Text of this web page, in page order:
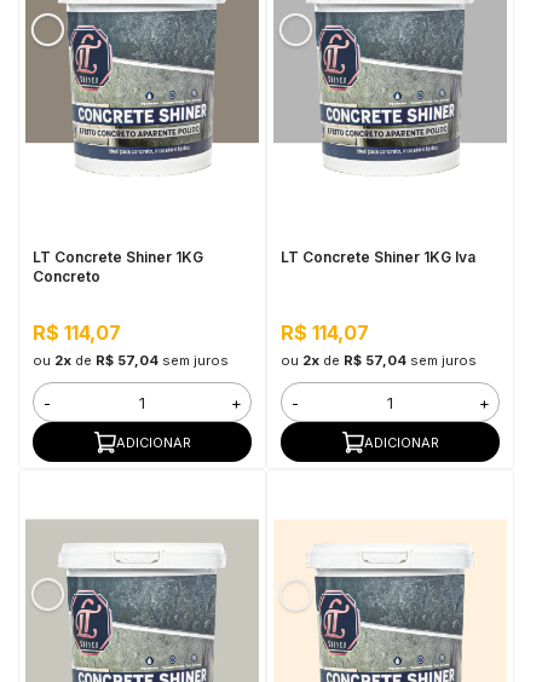
LT Concrete Shiner 1KG
Concreto
R$ 114,07
ou 2xde R$ 57,04 sem juros
- +
ADICIONAR
LT Concrete Shiner 1KG Iva
R$ 114,07
ou 2xde R$ 57,04 sem juros
- +
ADICIONAR